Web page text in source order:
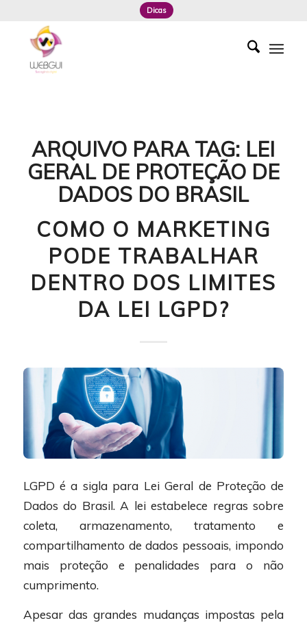
Dicas
ARQUIVO PARA TAG: LEI
GERAL DE PROTEÇÃO DE
DADOS DO BRASIL
COMO O MARKETING
PODE TRABALHAR
DENTRO DOS LIMITES
DA LEI LGPD?
LGPD é a sigla para Lei Geral de Proteção de
Dados do Brasil. A lei estabelece regras sobre
coleta, armazenamento, tratamento e
compartilhamento de dados pessoais, impondo
mais proteção e penalidades para o não
cumprimento.
Apesar das grandes mudanças impostas pela